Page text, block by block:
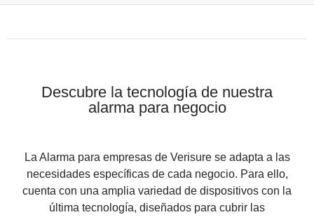
Descubre la tecnología de nuestra
alarma para negocio
La Alarma para empresas de Verisure se adapta a las
necesidades específicas de cada negocio. Para ello,
cuenta con una amplia variedad de dispositivos con la
última tecnología, diseñados para cubrir las